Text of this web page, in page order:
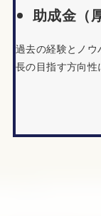
助成金（
過去の経験とノ
長の目指す方向性